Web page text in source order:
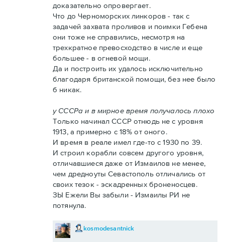
доказательно опровергает.
Что до Черноморских линкоров - так с
задачей захвата проливов и поимки Гебена
они тоже не справились, несмотря на
трехкратное превосходство в числе и еще
большее - в огневой мощи.
Да и построить их удалось исключительно
благодаря британской помощи, без нее было
б никак.
у СССРа и в мирное время получалось плохо
Только начинал СССР отнюдь не с уровня
1913, а примерно с 18% от оного.
И время в реале имел где-то с 1930 по 39.
И строил корабли совсем другого уровня,
отличавшиеся даже от Измаилов не менее,
чем дредноуты Севастополь отличались от
своих тезок - эскадренных броненосцев.
ЗЫ Ежели Вы забыли - Измаилы РИ не
потянула.
kosmodesantnick